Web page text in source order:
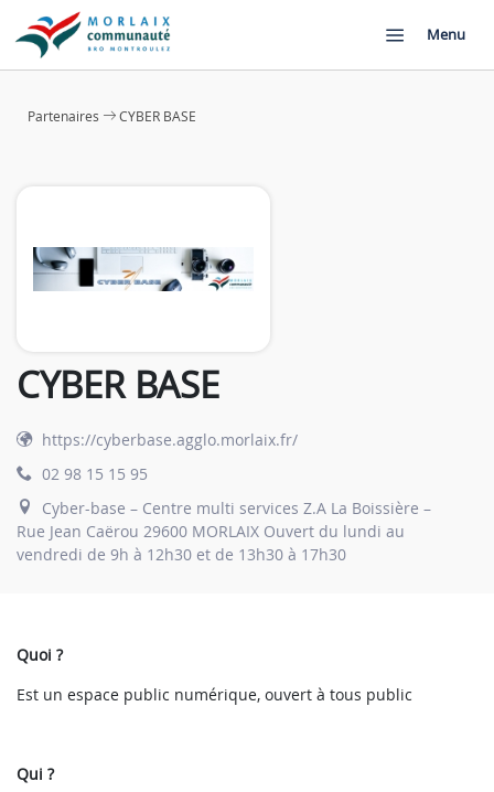
Menu
Partenaires CYBER BASE
CYBER BASE
https://cyberbase.agglo.morlaix.fr/
02 98 15 15 95
Cyber-base – Centre multi services Z.A La Boissière –
Rue Jean Caërou 29600 MORLAIX Ouvert du lundi au
vendredi de 9h à 12h30 et de 13h30 à 17h30
Quoi ?
Est un espace public numérique, ouvert à tous public
Qui ?